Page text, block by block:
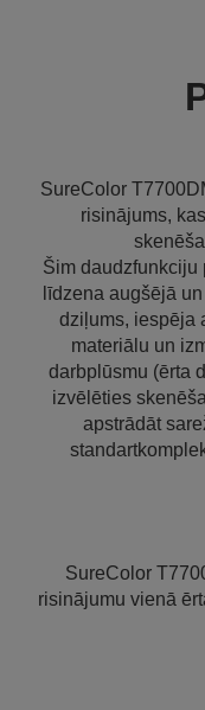
SureColor
risinājums,
Šim daudzfunkciju
līdzena augšējā
dziļums, iespēja
materiālu un
darbplūsmu (ērta
izvēlēties
apstrādāt
SureColor
risinājumu vienā